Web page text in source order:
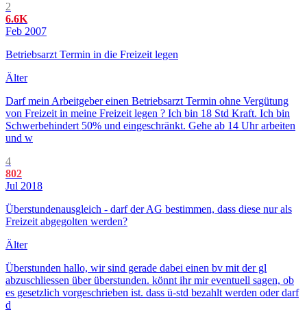
2
6.6K
Feb 2007
Betriebsarzt Termin in die Freizeit legen
Älter
Darf mein Arbeitgeber einen Betriebsarzt Termin ohne Vergütung
von Freizeit in meine Freizeit legen ? Ich bin 18 Std Kraft. Ich bin
Schwerbehindert 50% und eingeschränkt. Gehe ab 14 Uhr arbeiten
und w
4
802
Jul 2018
Überstundenausgleich - darf der AG bestimmen, dass diese nur als
Freizeit abgegolten werden?
Älter
Überstunden hallo, wir sind gerade dabei einen bv mit der gl
abzuschliessen über überstunden. könnt ihr mir eventuell sagen, ob
es gesetzlich vorgeschrieben ist. dass ü-std bezahlt werden oder darf
d